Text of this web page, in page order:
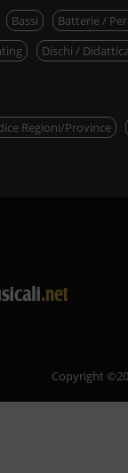
Bassi Batterie /
Dischi / Didattica
Regioni/Province
Copyright